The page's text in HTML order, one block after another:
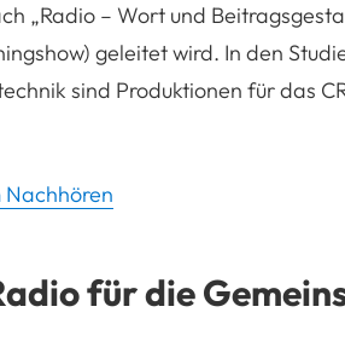
„Radio – Wort und
geleitet wird. In den
sind Produktionen für das
Nachhören
für die